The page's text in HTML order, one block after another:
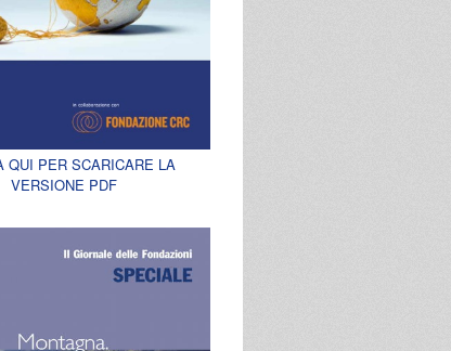
QUI PER SCARICARE LA
VERSIONE PDF